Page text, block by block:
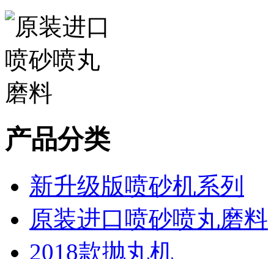
产品分类
新升级版喷砂机系列
原装进口喷砂喷丸磨料
2018款抛丸机